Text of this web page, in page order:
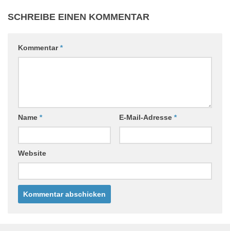
SCHREIBE EINEN KOMMENTAR
Kommentar*
Name * E-Mail-Adresse *
Website